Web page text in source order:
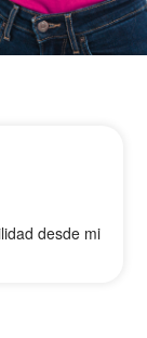
desde mi